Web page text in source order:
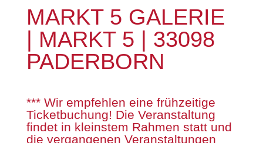
MARKT 5 GALERIE
| MARKT 5 | 33098
PADERBORN
*** Wir empfehlen eine frühzeitige
Ticketbuchung! Die Veranstaltung
findet in kleinstem Rahmen statt und
die vergangenen Veranstaltungen